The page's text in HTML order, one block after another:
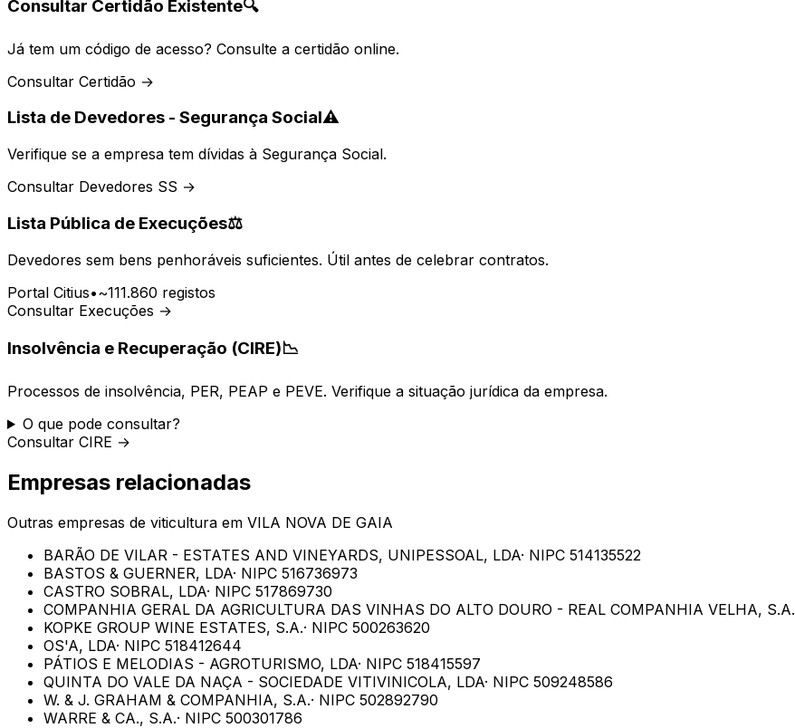
Consultar Certidão Existente🔍
Já tem um código de acesso? Consulte a certidão online.
Consultar Certidão →
Lista de Devedores - Segurança Social⚠️
Verifique se a empresa tem dívidas à Segurança Social.
Consultar Devedores SS →
Lista Pública de Execuções⚖️
Devedores sem bens penhoráveis suficientes. Útil antes de celebrar contratos.
Portal Citius•~111.860 registos
Consultar Execuções →
Insolvência e Recuperação (CIRE)📉
Processos de insolvência, PER, PEAP e PEVE. Verifique a situação jurídica da empresa.
O que pode consultar?
Consultar CIRE →
Empresas relacionadas
Outras empresas de viticultura em VILA NOVA DE GAIA
BARÃO DE VILAR - ESTATES AND VINEYARDS, UNIPESSOAL, LDA· NIPC 514135522
BASTOS & GUERNER, LDA· NIPC 516736973
CASTRO SOBRAL, LDA· NIPC 517869730
COMPANHIA GERAL DA AGRICULTURA DAS VINHAS DO ALTO DOURO - REAL COMPANHIA VELHA, S.A.
KOPKE GROUP WINE ESTATES, S.A.· NIPC 500263620
OS'A, LDA· NIPC 518412644
PÁTIOS E MELODIAS - AGROTURISMO, LDA· NIPC 518415597
QUINTA DO VALE DA NAÇA - SOCIEDADE VITIVINICOLA, LDA· NIPC 509248586
W. & J. GRAHAM & COMPANHIA, S.A.· NIPC 502892790
WARRE & CA., S.A.· NIPC 500301786